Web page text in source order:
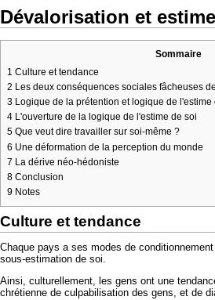
Dévalorisation et
Sommaire
1 Culture et tendance
2 Les deux conséquences sociales fâcheuses
3 Logique de la prétention et logique de l'estime
4 L'ouverture de la logique de l'estime de soi
5 Que veut dire travailler sur soi-même ?
6 Une déformation de la perception du monde
7 La dérive néo-hédoniste
8 Conclusion
9 Notes
Culture et tendance
Chaque pays a ses modes de
sous-estimation de soi.
Ainsi, culturellement, les gens ont une
chrétienne de culpabilisation des gens, et de